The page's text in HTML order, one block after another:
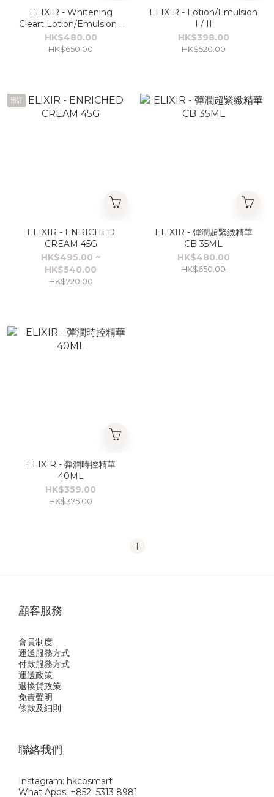
ELIXIR - Whitening
Cleart Lotion/Emulsion I
/ II / III
HK$480.00
HK$650.00
ELIXIR - Lotion/Emulsion
I / II
HK$398.00
HK$520.00
預訂
ELIXIR - ENRICHED
CREAM 45G
HK$495.00 ~
HK$540.00
HK$720.00
ELIXIR - 彈潤超緊緻精華
CB 35ML
HK$480.00
HK$650.00
ELIXIR - 彈潤時控精華
40ML
HK$359.00
HK$375.00
1
顧客服務
會員制度
運送服務方式
付款服務方式
運送政策
退換貨政策
免責聲明
條款及細則
聯絡我們
Instagram: hkcosmart
What Apps: +852 5313 8981